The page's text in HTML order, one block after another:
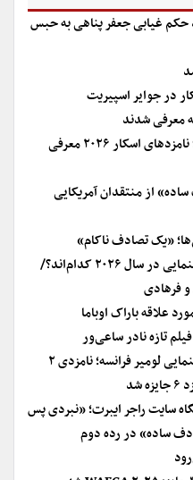
حکم غیابی جعفر پناهی به حبس
در جوایر اسپیریت
معرفی شدند
با حضور سینماگران ایرانی؛ نامزدهای اسکار ۲۰۲۶ معرفی
از منتقدان آمریکایی
«یک تصادف ناکام»
ستاره‌های جشنواره‌‌های سینمایی در سال ۲۰۲۶ کدام‌اند؟/
فرهادی
علاقه باراک اوباما
تازه نادر ساعی‌ور
سی‌ویکمین دوره جوایز سینمایی لومیر فرانسه؛ نامزدی ۲
فیلم‌های ۲۰۲۵ از نگاه سایت راجر ایبرت؛ «نبردی پس
ساده» در رده دوم